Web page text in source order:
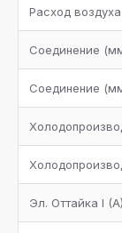
Расход
Соединение
Соединение
Эл. Оттайка I (A)